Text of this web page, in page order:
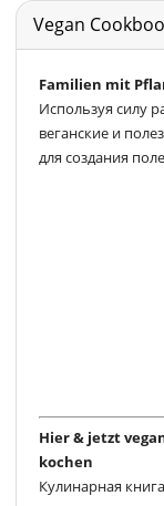
Vegan
Familien mit
Используя силу
веганские и
для создания
Hier & jetzt
kochen
Кулинарная